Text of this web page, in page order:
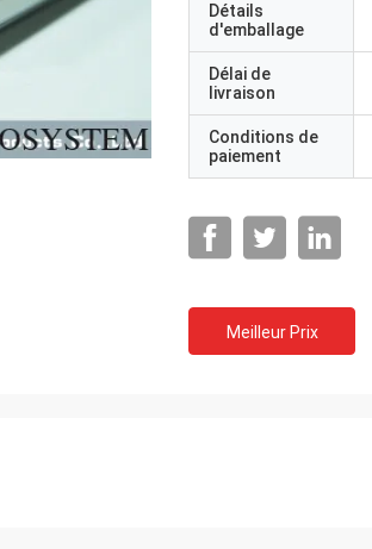
Détails
d'emballage
Délai de
livraison
Conditions de
paiement
Meilleur Prix